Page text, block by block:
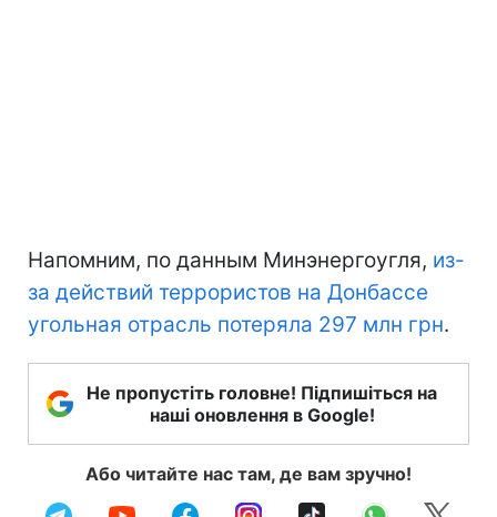
Напомним, по данным Минэнергоугля, из-
за действий террористов на Донбассе
угольная отрасль потеряла 297 млн грн.
Не пропустіть головне! Підпишіться на
наші оновлення в Google!
Або читайте нас там, де вам зручно!